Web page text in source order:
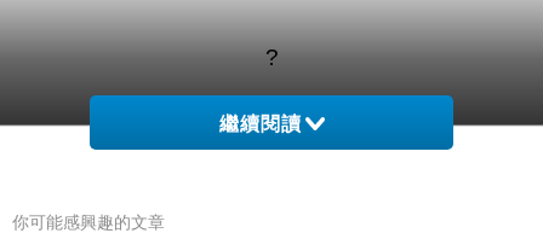
?
情人節卡片內容如何寫
繼續閱讀
你可能感興趣的文章